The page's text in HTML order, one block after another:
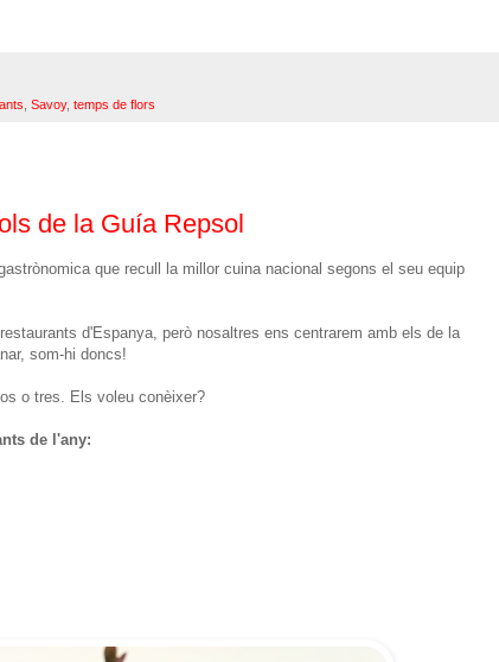
Savoy, temps de flors
de la Guía Repsol
que recull la millor cuina nacional segons el seu equip
d'Espanya, però nosaltres ens centrarem amb els de la
som-hi doncs!
o tres. Els voleu conèixer?
de l'any: